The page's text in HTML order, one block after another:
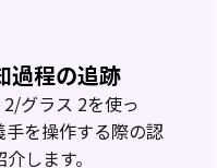
過程の追跡
グラス 2を使っ
を操作する際の認
します。